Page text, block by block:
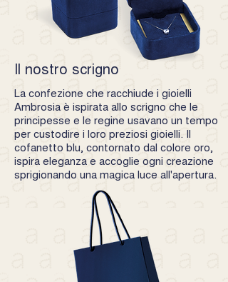
stile autentico.
Il nostro scrigno
La confezione che racchiude i gioielli
Ambrosia è ispirata allo scrigno che le
principesse e le regine usavano un tempo
per custodire i loro preziosi gioielli. Il
cofanetto blu, contornato dal colore oro,
ispira eleganza e accoglie ogni creazione
sprigionando una magica luce all'apertura.